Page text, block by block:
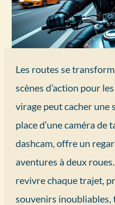
Les routes se
scènes d’action pour
virage peut cacher une
place d’une caméra de
dashcam, offre un
aventures à deux
revivre chaque trajet,
souvenirs